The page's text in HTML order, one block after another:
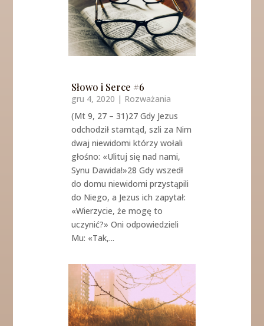
Słowo i Serce #6
gru 4, 2020 | Rozważania
(Mt 9, 27 – 31)27 Gdy Jezus
odchodził stamtąd, szli za Nim
dwaj niewidomi którzy wołali
głośno: «Ulituj się nad nami,
Synu Dawida!»28 Gdy wszedł
do domu niewidomi przystąpili
do Niego, a Jezus ich zapytał:
«Wierzycie, że mogę to
uczynić?» Oni odpowiedzieli
Mu: «Tak,...